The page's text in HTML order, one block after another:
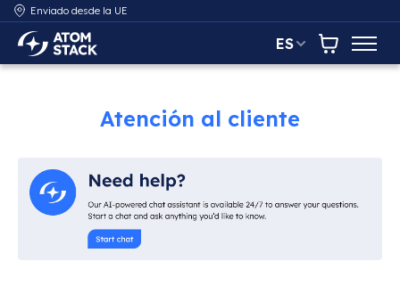
Enviado desde la UE
AtomStack Europe ES Carrito
Atención al cliente